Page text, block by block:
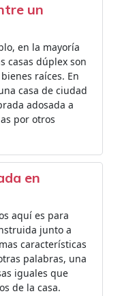
un
en la mayoría
casas dúplex son
raíces. En
casa de ciudad
adosada a
por otros
en
aquí es para
junto a
características
palabras, una
iguales que
de la casa.